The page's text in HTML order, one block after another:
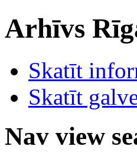
Arhīvs
Skatīt
Skatīt
Nav view